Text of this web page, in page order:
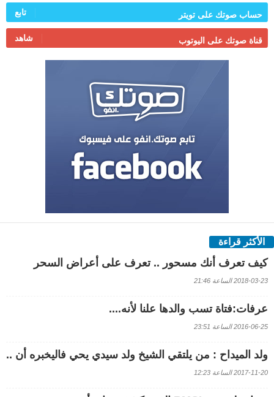
حساب صوتك على تويتر تابع
قناة صوتك على اليوتوب شاهد
الأكثر قراءة
كيف تعرف أنك مسحور .. تعرف على أعراض السحر
2018-03-23 الساعة 21:46
عرفات:فتاة تسب والدها علنا لأنه....
2016-06-25 الساعة 23:51
ولد الميداح : من يلتقي الشيخ ولد سيدي يحي فاليخبره أن ..
2017-11-20 الساعة 12:23